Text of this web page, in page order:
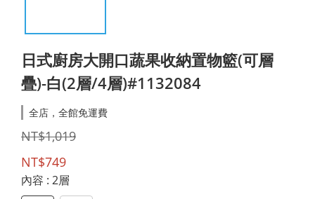
日式廚房大開口蔬果收納置物籃(可層
疊)-白(2層/4層)#1132084
全店，全館免運費
NT$1,019
NT$749
內容 : 2層